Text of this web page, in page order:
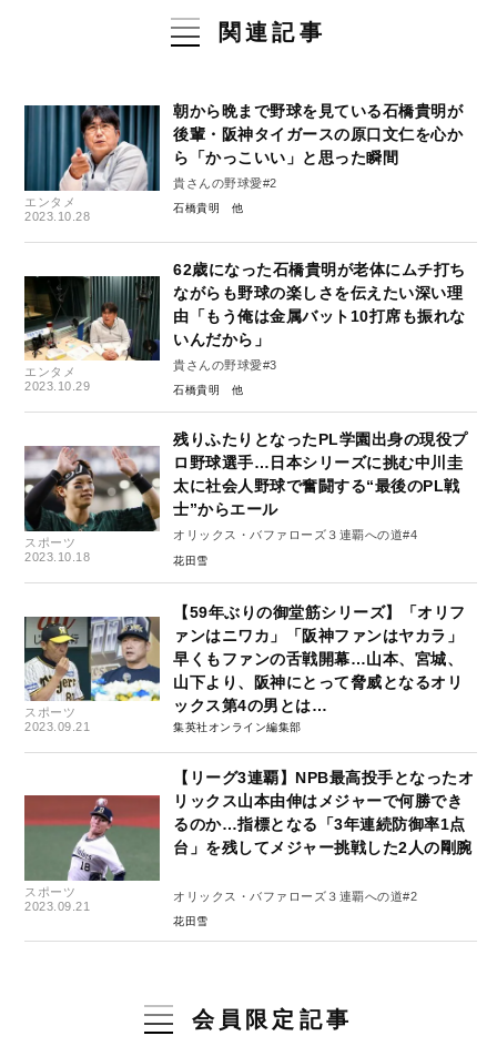
関連記事
エンタメ
2023.10.28
朝から晩まで野球を見ている石橋貴明が
後輩・阪神タイガースの原口文仁を心か
ら「かっこいい」と思った瞬間
貴さんの野球愛#2
石橋貴明
エンタメ
2023.10.29
62歳になった石橋貴明が老体にムチ打ち
ながらも野球の楽しさを伝えたい深い理
由「もう俺は金属バット10打席も振れな
いんだから」
貴さんの野球愛#3
石橋貴明
スポーツ
2023.10.18
残りふたりとなったPL学園出身の現役プ
ロ野球選手…日本シリーズに挑む中川圭
太に社会人野球で奮闘する“最後のPL戦
士”からエール
オリックス・バファローズ３連覇への道#4
花田雪
スポーツ
2023.09.21
【59年ぶりの御堂筋シリーズ】「オリフ
ァンはニワカ」「阪神ファンはヤカラ」
早くもファンの舌戦開幕…山本、宮城、
山下より、阪神にとって脅威となるオリ
ックス第4の男とは…
集英社オンライン編集部
スポーツ
2023.09.21
【リーグ3連覇】NPB最高投手となったオ
リックス山本由伸はメジャーで何勝でき
るのか…指標となる「3年連続防御率1点
台」を残してメジャー挑戦した2人の剛腕
オリックス・バファローズ３連覇への道#2
花田雪
会員限定記事